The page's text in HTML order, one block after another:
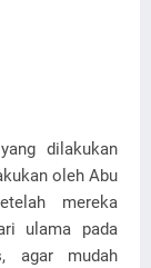
dilakukan
oleh Abu
mereka
ulama pada
agar mudah